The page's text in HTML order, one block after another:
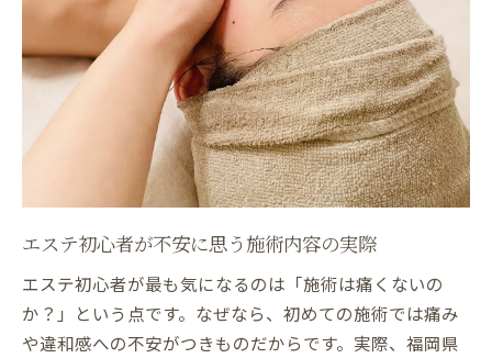
エステ効果を実感できるまでの流れ解説
エステ頻度の目安と効果的な通い方
エステの効果が表れる期間の目安は
理想的なエステ頻度と続けるコツ
エステの効果維持に必要な生活習慣とは
エステ効果を最大化するポイントまとめ
エステの安心ポイントと初回Q&Aガイド
エステ初回カウンセリングの流れ解説
エステ初心者向け安心のアドバイス集
エステ施術前の確認ポイントまとめ
エステ初心者が不安に思う施術内容の実際
エステ初心者が最も気になるのは「施術は痛くないの
か？」という点です。なぜなら、初めての施術では痛み
や違和感への不安がつきものだからです。実際、福岡県